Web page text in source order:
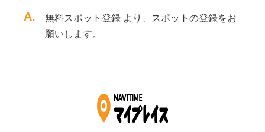
A. 無料スポット登録 より、スポットの登録をお
願いします。